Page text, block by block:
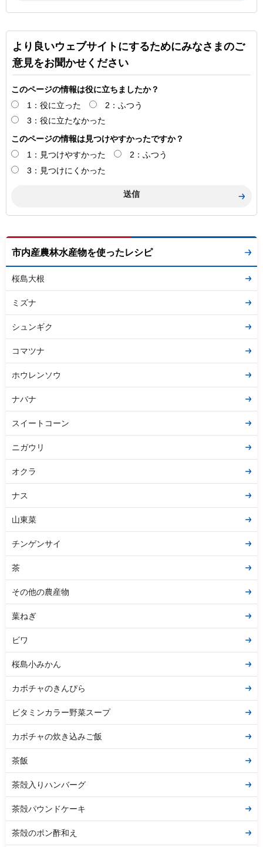
より良いウェブサイトにするためにみなさまのご
意見をお聞かせください
このページの情報は役に立ちましたか？
1：役に立った
2：ふつう
3：役に立たなかった
このページの情報は見つけやすかったですか？
1：見つけやすかった
2：ふつう
3：見つけにくかった
市内産農林水産物を使ったレシピ
桜島大根
ミズナ
シュンギク
コマツナ
ホウレンソウ
ナバナ
スイートコーン
ニガウリ
オクラ
ナス
山東菜
チンゲンサイ
茶
その他の農産物
葉ねぎ
ビワ
桜島小みかん
カボチャのきんぴら
ビタミンカラー野菜スープ
カボチャの炊き込みご飯
茶飯
茶殻入りハンバーグ
茶殻パウンドケーキ
茶殻のポン酢和え